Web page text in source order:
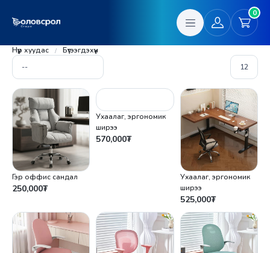
0
Нүүр хуудас Бүтээгдэхүүн
Гэр оффис сандал
250,000₮
Ухаалаг, эргономик
ширээ
570,000₮
Ухаалаг, эргономик
ширээ
525,000₮